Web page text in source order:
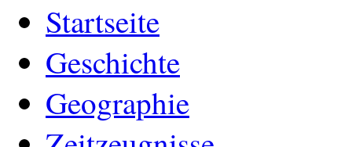
Startseite
Geschichte
Geographie